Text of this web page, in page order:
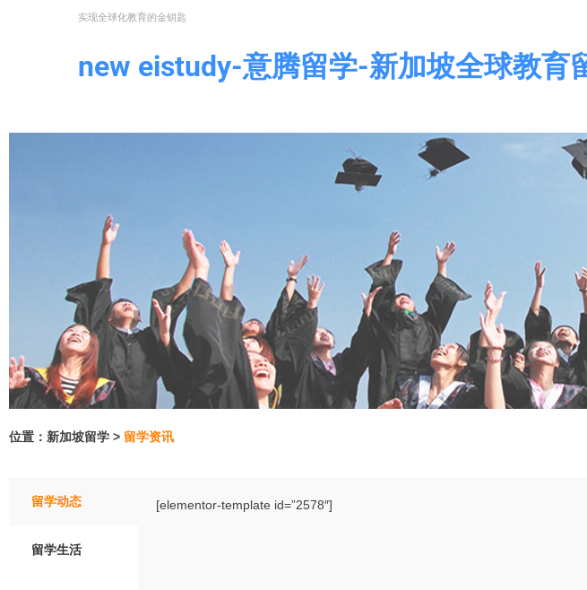
实现全球化教育的金钥匙
new eistudy-意腾留学-新加坡全球教育
位置：新加坡留学 > 留学资讯
留学动态
留学生活
[elementor-template id=”2578″]